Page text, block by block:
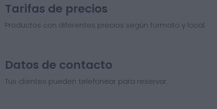
Tarifas de precios​
Productos con diferentes precios según formato y local.
Datos de contacto
Tus clientes pueden telefonear para reservar.